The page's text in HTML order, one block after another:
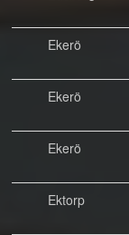
Ekerö
Ekerö
Ekerö
Ektorp